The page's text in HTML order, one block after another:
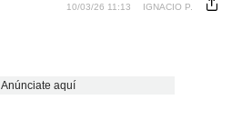
10/03/26 11:13 IGNACIO P.
Anúnciate aquí